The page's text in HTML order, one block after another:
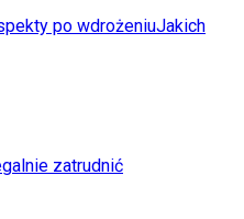
po wdrożeniuJakich
zatrudnić